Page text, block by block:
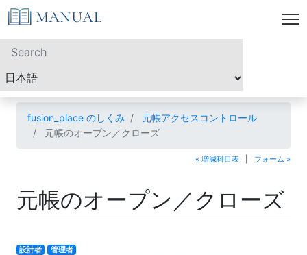
fusion_place のしくみ
元帳アクセスコントロール
元帳のオープン／クローズ
« 増減科目表 フォーム »
元帳のオープン／クローズ
設計者 管理者